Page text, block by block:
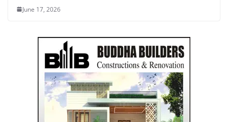
June 17, 2026